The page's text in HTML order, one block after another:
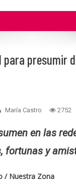
presumir
María Castro 2752
en las
fortunas y
/ Nuestra Zona